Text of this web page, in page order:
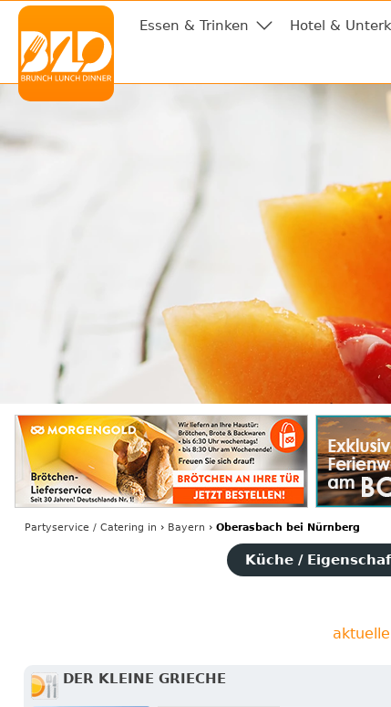
Essen & Trinken Hotel &
Partyservice / Catering in › Bayern › Oberasbach bei Nürnberg
Küche /
DER KLEINE GRIECHE